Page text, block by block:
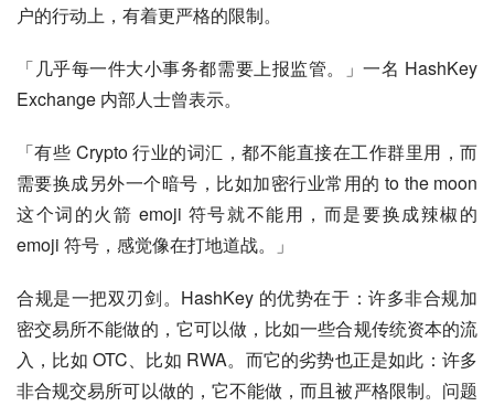
户的行动上，有着更严格的限制。
「几乎每一件大小事务都需要上报监管。」一名 HashKey
Exchange 内部人士曾表示。
「有些 Crypto 行业的词汇，都不能直接在工作群里用，而
需要换成另外一个暗号，比如加密行业常用的 to the moon
这个词的火箭 emoji 符号就不能用，而是要换成辣椒的
emoji 符号，感觉像在打地道战。」
合规是一把双刃剑。HashKey 的优势在于：许多非合规加
密交易所不能做的，它可以做，比如一些合规传统资本的流
入，比如 OTC、比如 RWA。而它的劣势也正是如此：许多
非合规交易所可以做的，它不能做，而且被严格限制。问题